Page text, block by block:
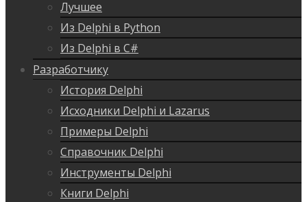
Лучшее
Из Delphi в Python
Из Delphi в C#
Разработчику
История Delphi
Исходники Delphi и Lazarus
Примеры Delphi
Справочник Delphi
Инструменты Delphi
Книги Delphi